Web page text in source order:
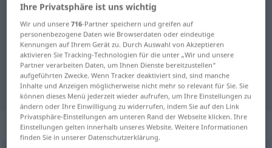
Deutsch-Isländisch Wörterbuch
Deutsch-Isländisch Übersetzung
für "merklich"
"merklich" Isländisch Übersetzung
„merklich“
Ihre Privatsphäre ist uns wichtig
Wir und unsere716-Partner speichern und greifen auf
personenbezogene Daten wie Browserdaten oder eindeutige
Kennungen auf Ihrem Gerät zu. Durch Auswahl von Akzeptieren
aktivieren Sie Tracking-Technologien für die unter „Wir und unsere
Partner verarbeiten Daten, um Ihnen Dienste bereitzustellen“
aufgeführten Zwecke. Wenn Tracker deaktiviert sind, sind manche
Inhalte und Anzeigen möglicherweise nicht mehr so relevant für Sie. Sie
können dieses Menü jederzeit wieder aufrufen, um Ihre Einstellungen zu
ändern oder Ihre Einwilligung zu widerrufen, indem Sie auf den Link
Privatsphäre-Einstellungen am unteren Rand der Webseite klicken. Ihre
Einstellungen gelten innerhalb unseres Website. Weitere Informationen
finden Sie in unserer Datenschutzerklärung.